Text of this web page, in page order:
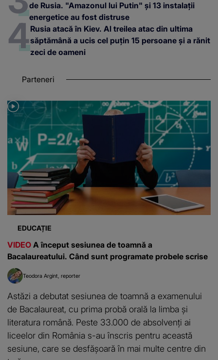
de Rusia. "Amazonul lui Putin" și 13 instalații
energetice au fost distruse
Rusia atacă în Kiev. Al treilea atac din ultima
săptămână a ucis cel puțin 15 persoane și a rănit
zeci de oameni
Parteneri
EDUCAȚIE
VIDEO A început sesiunea de toamnă a
Bacalaureatului. Când sunt programate probele scrise
Teodora Argint reporter
Astăzi a debutat sesiunea de toamnă a examenului
de Bacalaureat, cu prima probă orală la limba și
literatura română. Peste 33.000 de absolvenți ai
liceelor din România s-au înscris pentru această
sesiune, care se desfășoară în mai multe centre din